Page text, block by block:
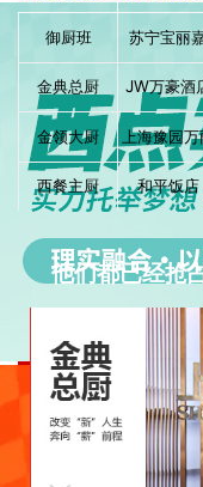
御厨班 苏宁宝丽
金典总厨 JW万豪酒
金领大厨 上海豫园
西餐主厨 和平饭店
西点大师 巴黎贝甜
大厨精英 上海迪士
他们都已经抢